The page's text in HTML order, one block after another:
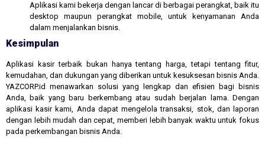
Aplikasi kami bekerja dengan lancar di berbagai perangkat, baik itu
desktop maupun perangkat mobile, untuk kenyamanan Anda
dalam menjalankan bisnis.
Kesimpulan
Aplikasi kasir terbaik bukan hanya tentang harga, tetapi tentang fitur,
kemudahan, dan dukungan yang diberikan untuk kesuksesan bisnis Anda.
YAZCORP.id menawarkan solusi yang lengkap dan efisien bagi bisnis
Anda, baik yang baru berkembang atau sudah berjalan lama. Dengan
aplikasi kasir kami, Anda dapat mengelola transaksi, stok, dan laporan
dengan lebih mudah dan cepat, memberi lebih banyak waktu untuk fokus
pada perkembangan bisnis Anda.